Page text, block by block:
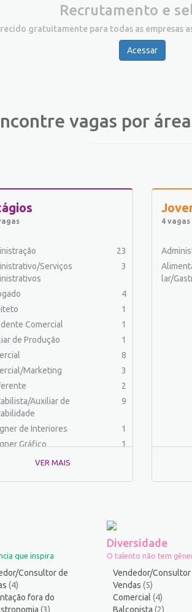
Recrutamento e
gratuitamente para todas as empresas
Acessar
vagas por
23
Serviços
3
4
1
Comercial
1
de Produção
1
8
Marketing
3
2
Auxiliar de
9
de Interiores
1
Gráfico
1
Físico
1
2
industrial
1
VER MAIS
4 vagas
lar/
que inspira
Consultor de
(4)
fora do
(3)
Diversidade
O talento não tem
Vendedor/Consultor
Vendas (5)
Comercial (4)
Balconista (2)